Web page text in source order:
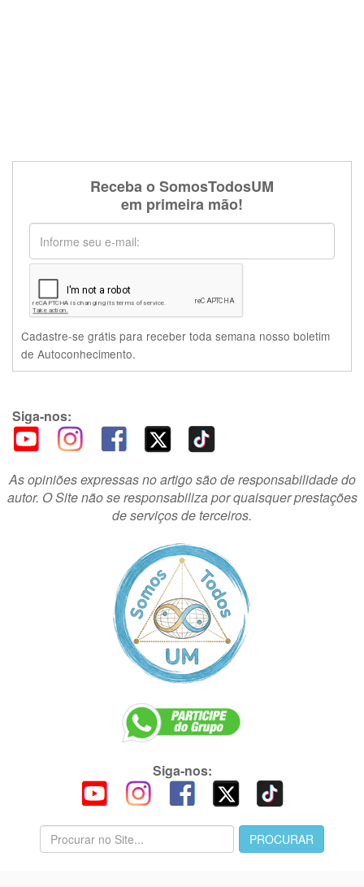
Receba o SomosTodosUM
em primeira mão!
Cadastre-se grátis para receber toda semana nosso boletim
de Autoconhecimento.
Siga-nos:
As opiniões expressas no artigo são de responsabilidade do
autor. O Site não se responsabiliza por quaisquer prestações
de serviços de terceiros.
Siga-nos: